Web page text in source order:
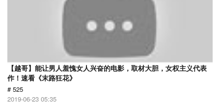
【越哥】能让男人羞愧女人兴奋的电影，取材大胆，女权主义代表
作！速看《末路狂花》
# 525
2019-06-23 05:35